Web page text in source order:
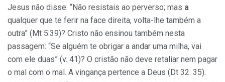
Jesus não disse: “Não resistais ao perverso; mas a
qualquer que te ferir na face direita, volta-lhe também a
outra” (Mt 5:39)? Cristo não ensinou também nesta
passagem: “Se alguém te obrigar a andar uma milha, vai
com ele duas” (v. 41)? O cristão não deve retaliar nem pagar
o mal com o mal. A vingança pertence a Deus (Dt 32: 35).